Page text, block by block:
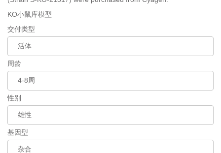
KO小鼠库模型
交付类型
周龄
性别
基因型